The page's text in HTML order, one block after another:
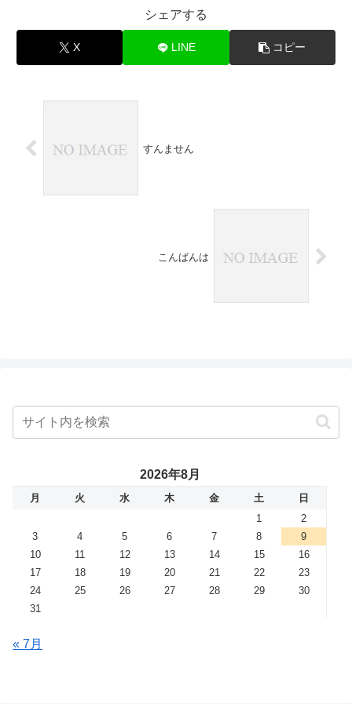
シェアする
X LINE コピー
すんません
こんばんは
2026年8月
月 火 水 木 金 土
日
1
2
3
4 5 6 7 8
9
10
11 12 13 14 15
16
17
18 19 20 21 22
23
24
25 26 27 28 29
30
31
« 7月